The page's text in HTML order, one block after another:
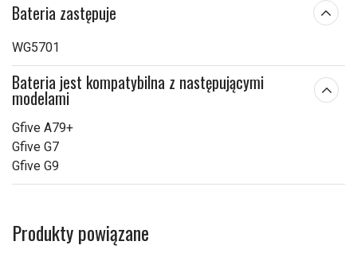
Pojemność:
Bateria zastępuje
WG5701
Bateria jest kompatybilna z następującymi
modelami
Gfive A79+
Gfive G7
Gfive G9
Produkty powiązane